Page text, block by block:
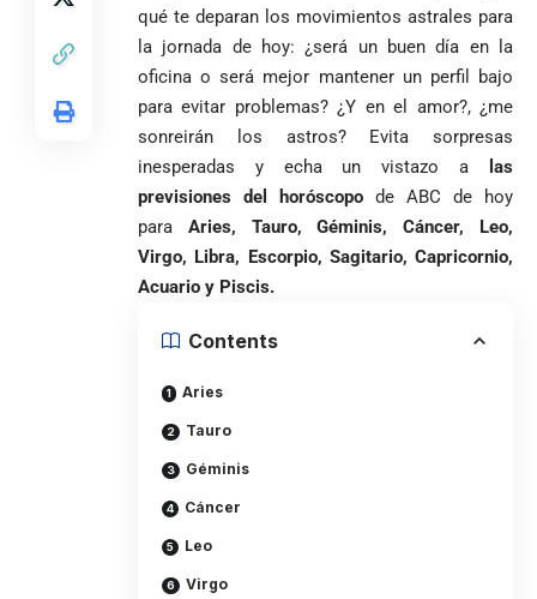
qué te deparan los movimientos astrales para
la jornada de hoy: ¿será un buen día en la
oficina o será mejor mantener un perfil bajo
para evitar problemas? ¿Y en el amor?, ¿me
sonreirán los astros? Evita sorpresas
inesperadas y echa un vistazo a
las
previsiones del horóscopo de ABC de hoy
para Aries, Tauro, Géminis, Cáncer, Leo,
Virgo, Libra, Escorpio, Sagitario, Capricornio,
Acuario y Piscis.
Contents
Aries
Tauro
Géminis
Cáncer
Leo
Virgo